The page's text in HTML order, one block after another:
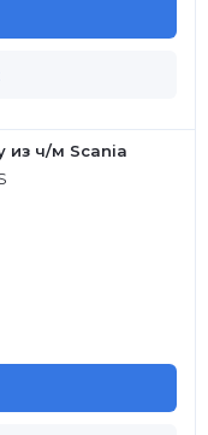
из ч/м Scania